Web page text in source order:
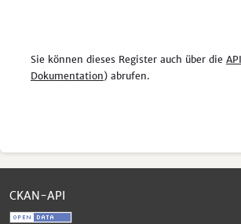
Sie können dieses Register auch über die API
Dokumentation) abrufen.
CKAN-API